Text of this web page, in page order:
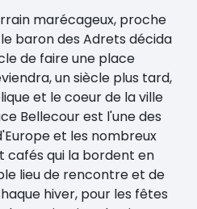
marécageux, proche
le baron des Adrets décida
de faire une place
un siècle plus tard,
et le coeur de la ville
Bellecour est l'une des
et les nombreux
cafés qui la bordent en
lieu de rencontre et de
hiver, pour les fêtes